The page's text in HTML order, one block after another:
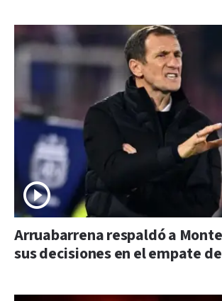
Arruabarrena respaldó a
sus decisiones en el empate